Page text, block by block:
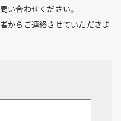
い合わせください。
からご連絡させていただきま